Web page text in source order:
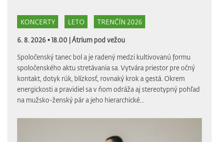
KONCERTY LETO TRENČÍN 2026
6. 8. 2026 • 18.00 |Átrium pod vežou
Spoločenský tanec bol a je radený medzi kultivovanú formu
spoločenského aktu stretávania sa. Vytvára priestor pre očný
kontakt, dotyk rúk, blízkosť, rovnaký krok a gestá. Okrem
energickosti a pravidiel sa v ňom odráža aj stereotypný pohľad
na mužsko-ženský pár a jeho hierarchické...